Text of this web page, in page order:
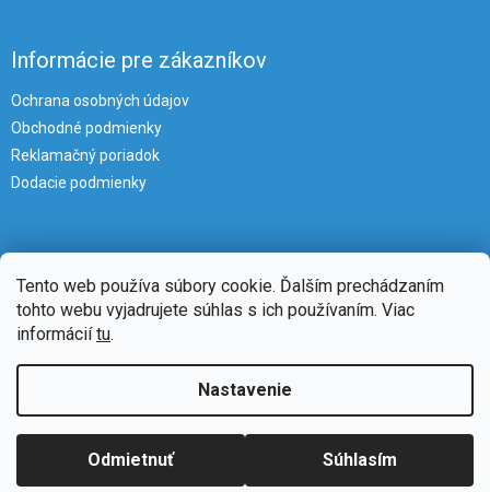
Tento web používa súbory cookie. Ďalším prechádzaním
tohto webu vyjadrujete súhlas s ich používaním. Viac
informáciítu.
Nastavenie
Odmietnuť Súhlasím
Informácie pre zákazníkov
Ochrana osobných údajov
Obchodné podmienky
Reklamačný poriadok
Dodacie podmienky
. Všetky práva vyhradené.